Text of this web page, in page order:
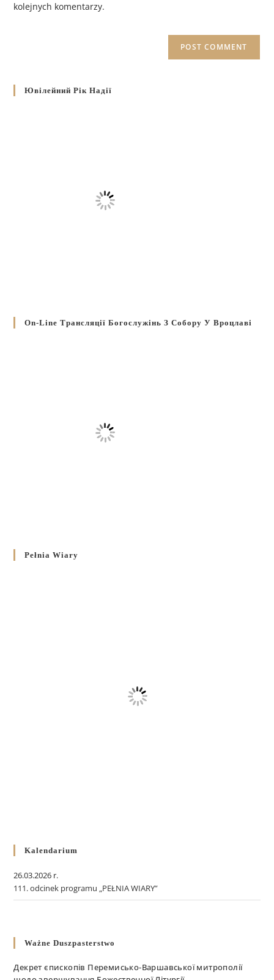
kolejnych komentarzy.
Ювілейний Рік Надії
On-Line Трансляції Богослужінь З Собору У Вроцлаві
Pełnia Wiary
Kalendarium
26.03.2026 r.
111. odcinek programu „PEŁNIA WIARY”
Ważne Duszpasterstwo
Декрет єпископів Перемисько-Варшавської митрополії